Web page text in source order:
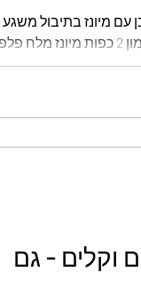
ולד מצרכים: כרוב לבן 1 לימון 2 כפות
וקלים - גם